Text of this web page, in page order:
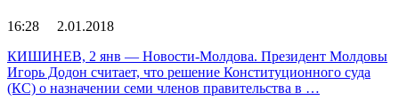
16:28 2.01.2018
КИШИНЕВ, 2 янв — Новости-Молдова. Президент Молдовы
Игорь Додон считает, что решение Конституционного суда
(КС) о назначении семи членов правительства в …